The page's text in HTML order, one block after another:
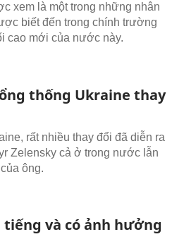
xem là một trong những nhân
biết đến trong chính trường
cao mới của nước này.
thống Ukraine thay
rất nhiều thay đổi đã diễn ra
Zelensky cả ở trong nước lẫn
ông.
và có ảnh hưởng